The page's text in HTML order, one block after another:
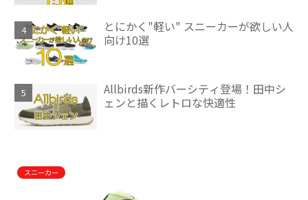
とにかく"軽い" スニーカーが欲しい人
向け10選
Allbirds新作バーシティ登場！田中シ
ェンと描くレトロな快適性
スニーカー